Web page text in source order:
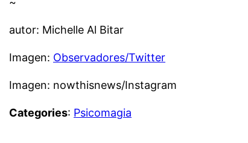
autor: Michelle Al Bitar
Imagen: Observadores/Twitter
Imagen: nowthisnews/Instagram
Categories: Psicomagia